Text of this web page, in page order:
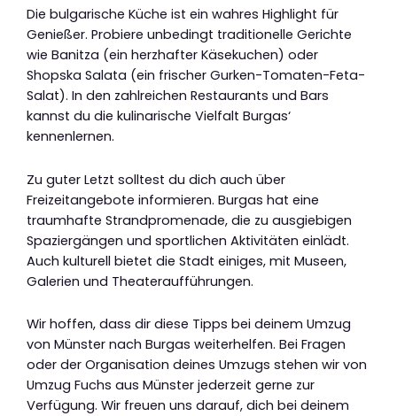
Die bulgarische Küche ist ein wahres Highlight für
Genießer. Probiere unbedingt traditionelle Gerichte
wie Banitza (ein herzhafter Käsekuchen) oder
Shopska Salata (ein frischer Gurken-Tomaten-Feta-
Salat). In den zahlreichen Restaurants und Bars
kannst du die kulinarische Vielfalt Burgas‘
kennenlernen.
Zu guter Letzt solltest du dich auch über
Freizeitangebote informieren. Burgas hat eine
traumhafte Strandpromenade, die zu ausgiebigen
Spaziergängen und sportlichen Aktivitäten einlädt.
Auch kulturell bietet die Stadt einiges, mit Museen,
Galerien und Theateraufführungen.
Wir hoffen, dass dir diese Tipps bei deinem Umzug
von Münster nach Burgas weiterhelfen. Bei Fragen
oder der Organisation deines Umzugs stehen wir von
Umzug Fuchs aus Münster jederzeit gerne zur
Verfügung. Wir freuen uns darauf, dich bei deinem